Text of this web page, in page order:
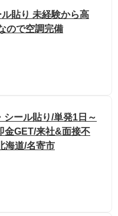
貼り 未経験から高
ので空調完備
シール貼り/単発1日～
金GET/来社&面接不
海道/名寄市